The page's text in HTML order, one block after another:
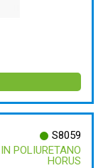
S8059
POLIURETANO
HORUS